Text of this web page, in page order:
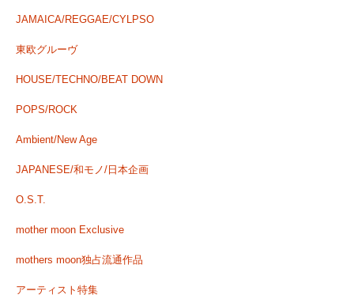
JAMAICA/REGGAE/CYLPSO
東欧グルーヴ
HOUSE/TECHNO/BEAT DOWN
POPS/ROCK
Ambient/New Age
JAPANESE/和モノ/日本企画
O.S.T.
mother moon Exclusive
mothers moon独占流通作品
アーティスト特集